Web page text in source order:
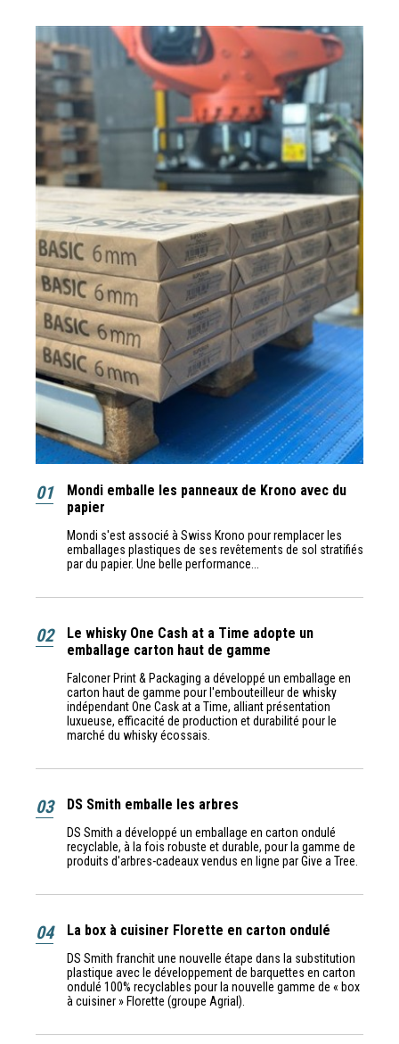
01
Mondi emballe les panneaux de Krono avec du
papier
Mondi s'est associé à Swiss Krono pour remplacer les
emballages plastiques de ses revêtements de sol stratifiés
par du papier. Une belle performance...
02
Le whisky One Cash at a Time adopte un
emballage carton haut de gamme
Falconer Print & Packaging a développé un emballage en
carton haut de gamme pour l'embouteilleur de whisky
indépendant One Cask at a Time, alliant présentation
luxueuse, efficacité de production et durabilité pour le
marché du whisky écossais.
03 DS Smith emballe les arbres
DS Smith a développé un emballage en carton ondulé
recyclable, à la fois robuste et durable, pour la gamme de
produits d'arbres-cadeaux vendus en ligne par Give a Tree.
04 La box à cuisiner Florette en carton ondulé
DS Smith franchit une nouvelle étape dans la substitution
plastique avec le développement de barquettes en carton
ondulé 100% recyclables pour la nouvelle gamme de « box
à cuisiner » Florette (groupe Agrial).